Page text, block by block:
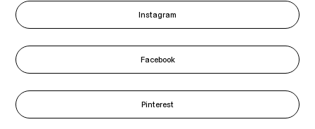
Instagram
Facebook
Pinterest